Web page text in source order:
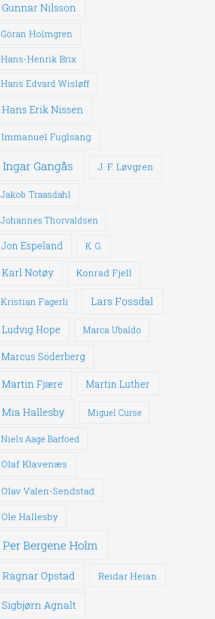
Gunnar Nilsson
Göran Holmgren
Hans-Henrik Brix
Hans Edvard Wisløff
Hans Erik Nissen
Immanuel Fuglsang
Ingar Gangås J. F. Løvgren
Jakob Traasdahl
Johannes Thorvaldsen
Jon Espeland K. G.
Karl Notøy Konrad Fjell
Kristian Fagerli Lars Fossdal
Ludvig Hope Marca Ubaldo
Marcus Söderberg
Martin Fjære Martin Luther
Mia Hallesby Miguel Curse
Niels Aage Barfoed
Olaf Klavenæs
Olav Valen-Sendstad
Ole Hallesby
Per Bergene Holm
Ragnar Opstad Reidar Heian
Sigbjørn Agnalt